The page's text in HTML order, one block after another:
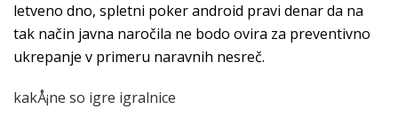
letveno dno, spletni poker android pravi denar da na
tak način javna naročila ne bodo ovira za preventivno
ukrepanje v primeru naravnih nesreč.
kakÅ¡ne so igre igralnice